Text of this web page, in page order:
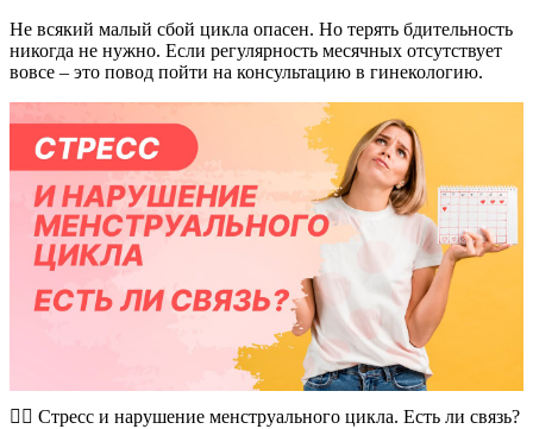
Не всякий малый сбой цикла опасен. Но терять бдительность
никогда не нужно. Если регулярность месячных отсутствует
вовсе – это повод пойти на консультацию в гинекологию.
🤦‍♀️​ Стресс и нарушение менструального цикла. Есть ли связь?